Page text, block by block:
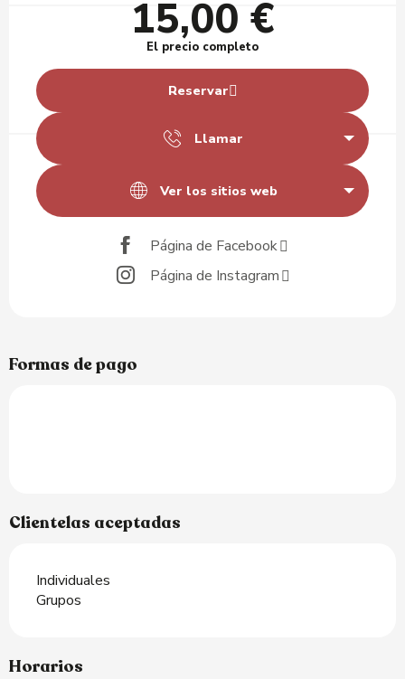
15,00 €
El precio completo
Reservar
Llamar
Ver los sitios web
Página de Facebook
Página de Instagram
Formas de pago
Clientelas aceptadas
Individuales
Grupos
Horarios